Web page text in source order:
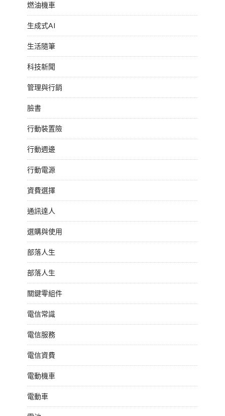
燃油機車
生成式AI
生活隨筆
科技新聞
管理與行銷
臉書
行動裝置險
行動週邊
行動電源
資費選擇
通訊達人
選購與使用
部落人生
部落人生
關鍵零組件
電信常識
電信服務
電信資費
電動機車
電動車